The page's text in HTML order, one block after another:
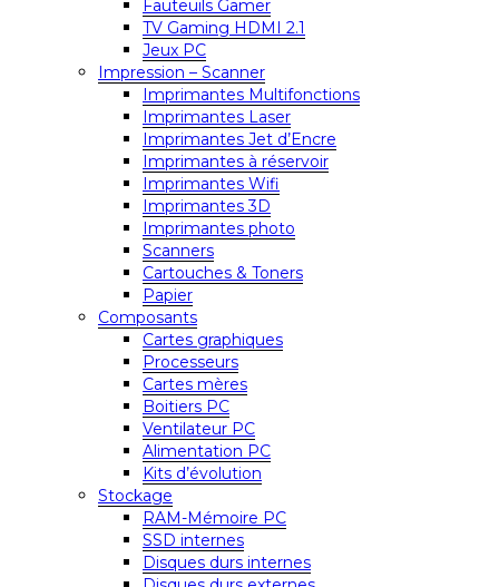
Fauteuils Gamer
TV Gaming HDMI 2.1
Jeux PC
Impression – Scanner
Imprimantes Multifonctions
Imprimantes Laser
Imprimantes Jet d’Encre
Imprimantes à réservoir
Imprimantes Wifi
Imprimantes 3D
Imprimantes photo
Scanners
Cartouches & Toners
Papier
Composants
Cartes graphiques
Processeurs
Cartes mères
Boitiers PC
Ventilateur PC
Alimentation PC
Kits d’évolution
Stockage
RAM-Mémoire PC
SSD internes
Disques durs internes